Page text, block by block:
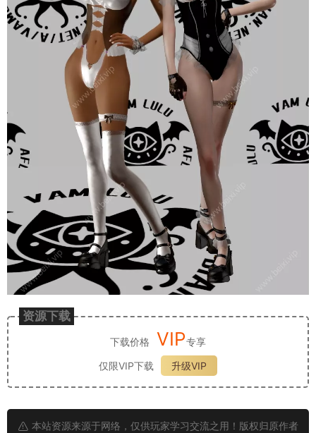
资源下载
下载价格 VIP专享
仅限VIP下载
升级VIP
本站资源来源于网络，仅供玩家学习交流之用！版权归原作者